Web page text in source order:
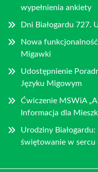
wypełnienia ankiety
Dni Białogardu 727.
Nowa
Migawki
Udostępnienie
Języku Migowym
Ćwiczenie MSWiA
Informacja dla
Urodziny
świętowanie w sercu